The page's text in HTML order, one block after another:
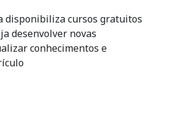
disponibiliza cursos gratuitos
desenvolver novas
conhecimentos e